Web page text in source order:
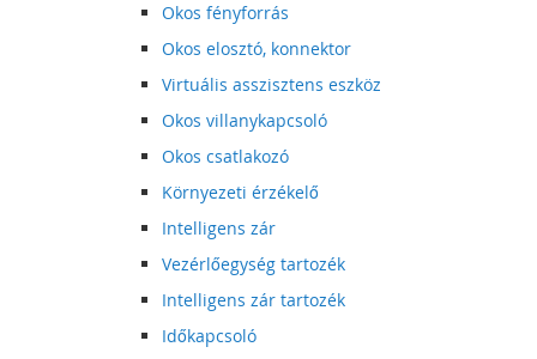
Okos fényforrás
Okos elosztó, konnektor
Virtuális asszisztens eszköz
Okos villanykapcsoló
Okos csatlakozó
Környezeti érzékelő
Intelligens zár
Vezérlőegység tartozék
Intelligens zár tartozék
Időkapcsoló